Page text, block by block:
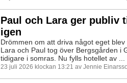
Paul och Lara ger publiv
igen
Drömmen om att driva något eget
Lara och Paul tog över Bergsgården i
tidigare i somras. Nu fylls hotellet av ...
23 juli 2026 klockan 13:21 av Jennie